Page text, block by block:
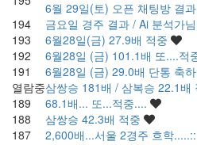
6월 29일(토) 오픈 채팅방 결
194
금요일 경주 결과 / Ai 분석가
193
6월28일(금) 27.9배 적중
192
6월28일 (금) 101.1배 또....적
191
6월28일 (금) 29.0배 단통 축
열람중삼쌍승 181배 / 삼복승 22.1배
189
68.1배... 또...적중....
188
삼쌍승 42.3배 적중
187
2,600배...서울 2경주 흐학.....::